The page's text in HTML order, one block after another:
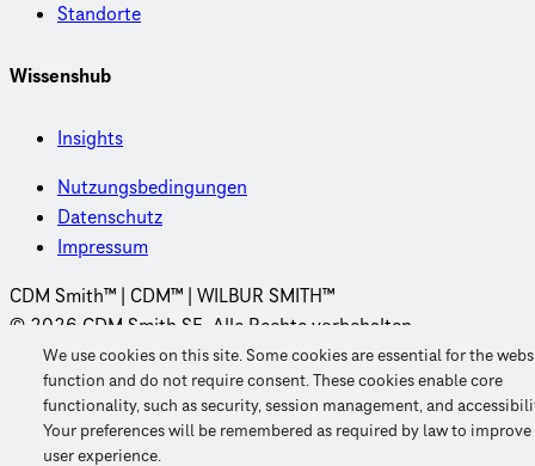
We use cookies on this site. Some cookies are essential for the
function and do not require consent. These cookies enable core
functionality, such as security, session management, and
Your preferences will be remembered as required by law to
user experience.
Standorte
Wissenshub
Insights
Nutzungsbedingungen
Datenschutz
Impressum
CDM Smith™ | CDM™ | WILBUR SMITH™
© 2026 CDM Smith SE. Alle Rechte vorbehalten.